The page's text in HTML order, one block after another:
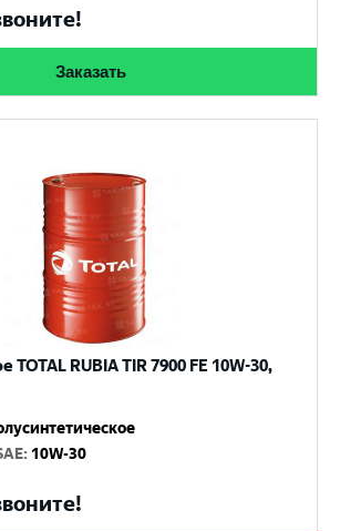
Заказать
RUBIA TIR 7900 FE 10W-30,
: 10W-30